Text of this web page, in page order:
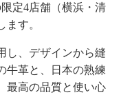
定4店舗（横浜・清
す。
し、デザインから縫
牛革と、日本の熟練
最高の品質と使い心